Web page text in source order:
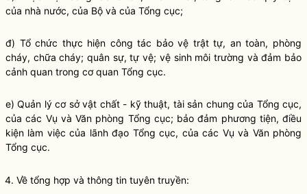
của nhà nước, của Bộ và của Tổng cục;
đ) Tổ chức thực hiện công tác bảo vệ trật tự, an toàn, phòng
cháy, chữa cháy; quân sự, tự vệ; vệ sinh môi trường và đảm bảo
cảnh quan trong cơ quan Tổng cục.
e) Quản lý cơ sở vật chất - kỹ thuật, tài sản chung của Tổng cục,
của các Vụ và Văn phòng Tổng cục; bảo đảm phương tiện, điều
kiện làm việc của lãnh đạo Tổng cục, của các Vụ và Văn phòng
Tổng cục.
4. Về tổng hợp và thông tin tuyên truyền: